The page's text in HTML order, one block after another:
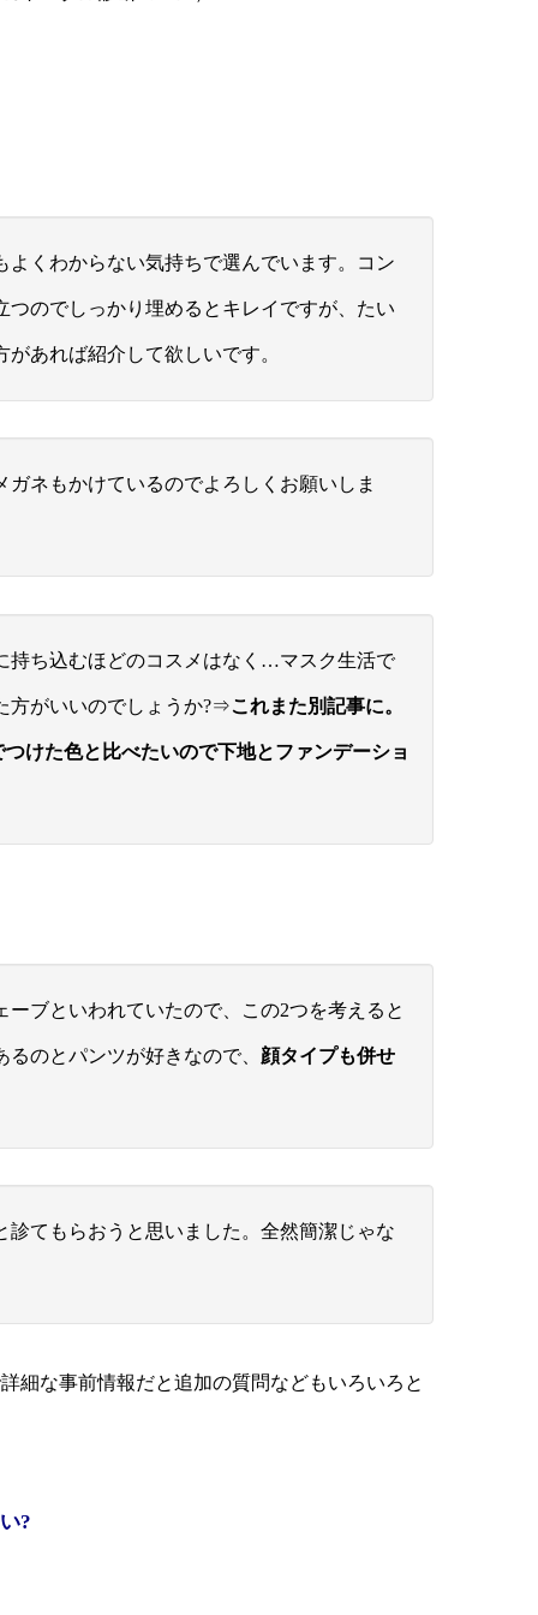
くわからない気持ちで選んでいます。コン
つのでしっかり埋めるとキレイですが、たい
あれば紹介して欲しいです。
ガネもかけているのでよろしくお願いしま
持ち込むほどのコスメはなく…マスク生活で
方がいいのでしょうか?⇒これまた別記事に。
けた色と比べたいので下地とファンデーショ
ブといわれていたので、この2つを考えると
のとパンツが好きなので、 顔タイプも併せ
てもらおうと思いました。全然簡潔じゃな
細な事前情報だと追加の質問などもいろいろと
?